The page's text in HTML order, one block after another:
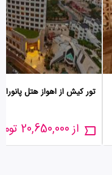
تور کیش از اهواز هتل پانوراما
از 20,650,000 تومان